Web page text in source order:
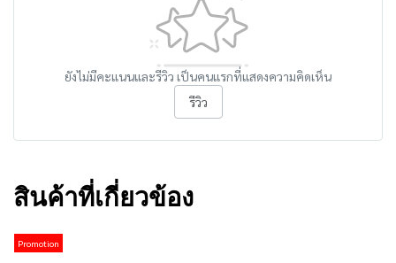
ยังไม่มีคะแนนและรีวิว เป็นคนแรกที่แสดงความคิดเห็น
รีวิว
สินค้าที่เกี่ยวข้อง
Promotion